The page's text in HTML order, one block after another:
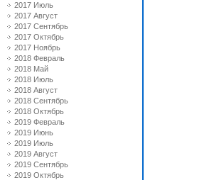
2017 Июль
2017 Август
2017 Сентябрь
2017 Октябрь
2017 Ноябрь
2018 Февраль
2018 Май
2018 Июль
2018 Август
2018 Сентябрь
2018 Октябрь
2019 Февраль
2019 Июнь
2019 Июль
2019 Август
2019 Сентябрь
2019 Октябрь